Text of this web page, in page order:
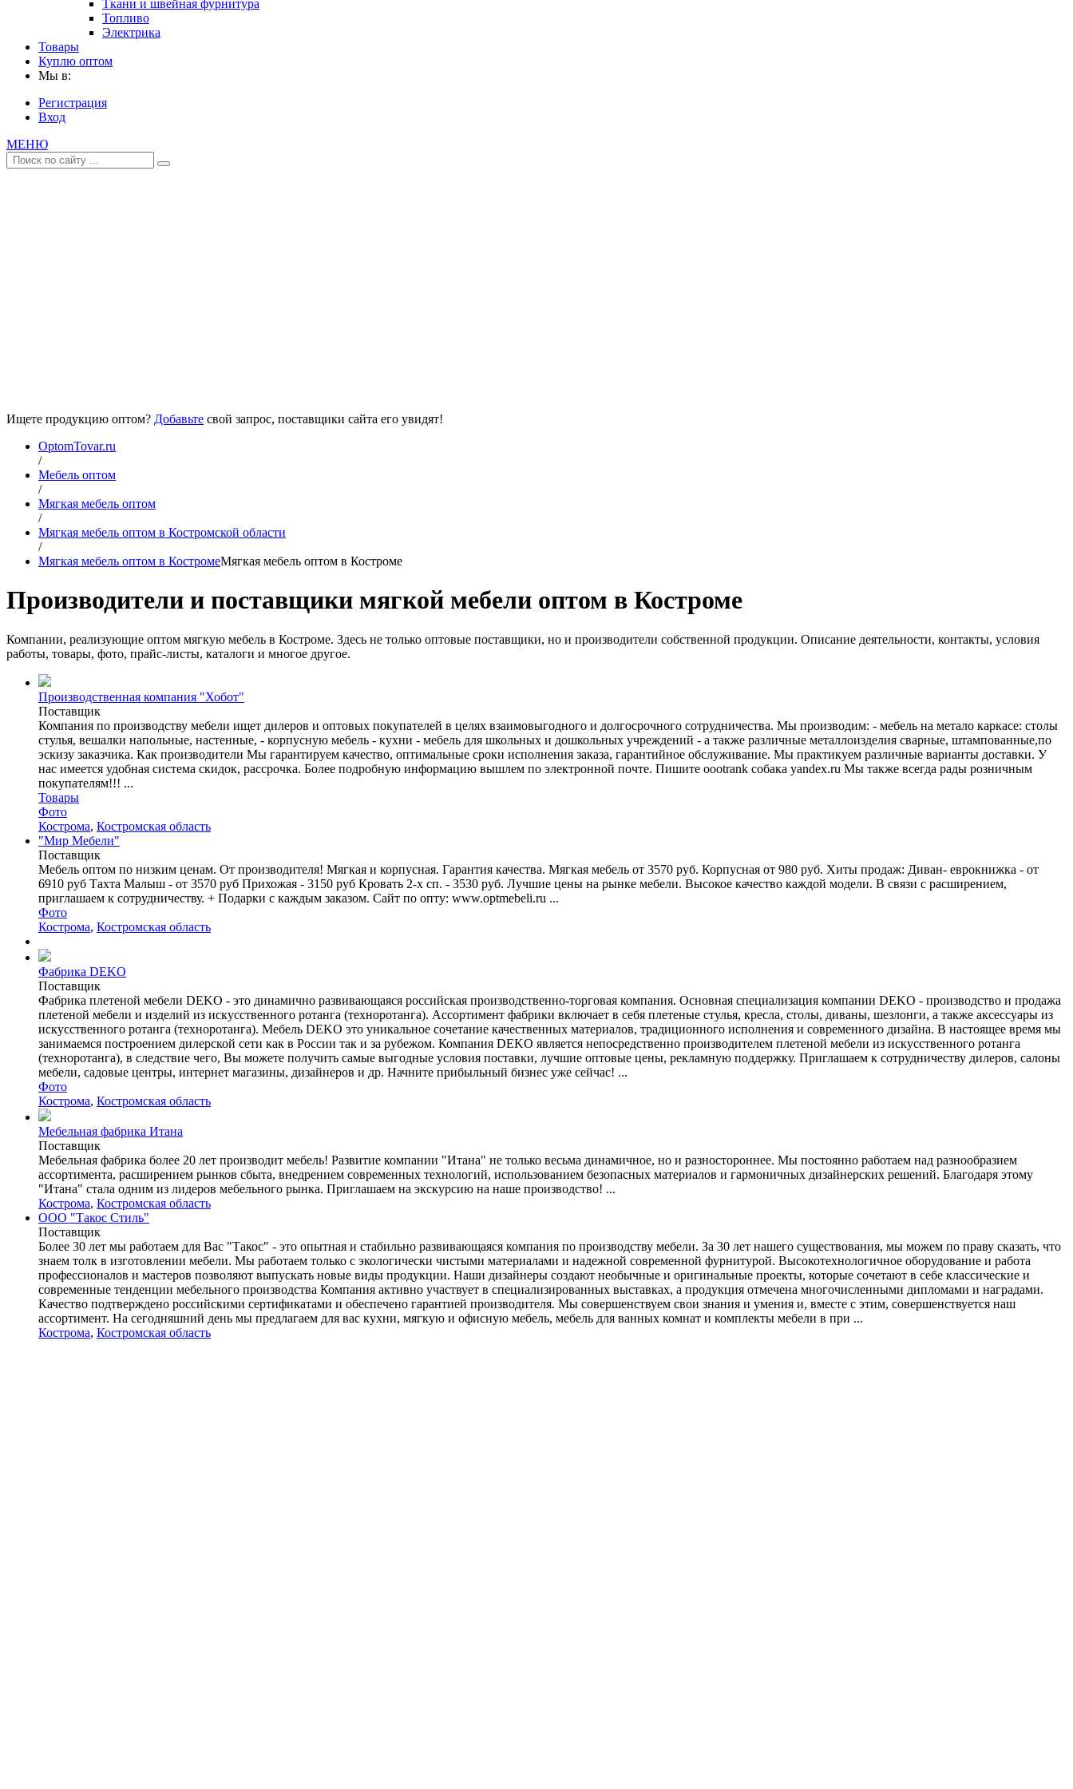
Ткани и швейная фурнитура
Топливо
Электрика
Товары
Куплю оптом
Мы в:
Регистрация
Вход
МЕНЮ
Ищете продукцию оптом? Добавьте свой запрос, поставщики сайта его увидят!
OptomTovar.ru
/
Мебель оптом
/
Мягкая мебель оптом
/
Мягкая мебель оптом в Костромской области
/
Мягкая мебель оптом в КостромеМягкая мебель оптом в Костроме
Производители и поставщики мягкой мебели оптом в Костроме
Компании, реализующие оптом мягкую мебель в Костроме. Здесь не только оптовые поставщики, но и производители собственной продукции. Описание деятельности, контакты, условия
работы, товары, фото, прайс-листы, каталоги и многое другое.
Производственная компания "Хобот"
Поставщик
Компания по производству мебели ищет дилеров и оптовых покупателей в целях взаимовыгодного и долгосрочного сотрудничества. Мы производим: - мебель на метало каркасе: столы
стулья, вешалки напольные, настенные, - корпусную мебель - кухни - мебель для школьных и дошкольных учреждений - а также различные металлоизделия сварные, штампованные,по
эскизу заказчика. Как производители Мы гарантируем качество, оптимальные сроки исполнения заказа, гарантийное обслуживание. Мы практикуем различные варианты доставки. У
нас имеется удобная система скидок, рассрочка. Более подробную информацию вышлем по электронной почте. Пишите oootrank собака yandex.ru Мы также всегда рады розничным
покупателям!!! ...
Товары
Фото
Кострома, Костромская область
"Мир Мебели"
Поставщик
Мебель оптом по низким ценам. От производителя! Мягкая и корпусная. Гарантия качества. Мягкая мебель от 3570 руб. Корпусная от 980 руб. Хиты продаж: Диван- еврокнижка - от
6910 руб Тахта Малыш - от 3570 руб Прихожая - 3150 руб Кровать 2-х сп. - 3530 руб. Лучшие цены на рынке мебели. Высокое качество каждой модели. В связи с расширением,
приглашаем к сотрудничеству. + Подарки с каждым заказом. Сайт по опту: www.optmebeli.ru ...
Фото
Кострома, Костромская область
Фабрика DEKO
Поставщик
Фабрика плетеной мебели DEKO - это динамично развивающаяся российская производственно-торговая компания. Основная специализация компании DEKO - производство и продажа
плетеной мебели и изделий из искусственного ротанга (техноротанга). Ассортимент фабрики включает в себя плетеные стулья, кресла, столы, диваны, шезлонги, а также аксессуары из
искусственного ротанга (техноротанга). Мебель DEKO это уникальное сочетание качественных материалов, традиционного исполнения и современного дизайна. В настоящее время мы
занимаемся построением дилерской сети как в России так и за рубежом. Компания DEKO является непосредственно производителем плетеной мебели из искусственного ротанга
(техноротанга), в следствие чего, Вы можете получить самые выгодные условия поставки, лучшие оптовые цены, рекламную поддержку. Приглашаем к сотрудничеству дилеров, салоны
мебели, садовые центры, интернет магазины, дизайнеров и др. Начните прибыльный бизнес уже сейчас! ...
Фото
Кострома, Костромская область
Мебельная фабрика Итана
Поставщик
Мебельная фабрика более 20 лет производит мебель! Развитие компании "Итана" не только весьма динамичное, но и разностороннее. Мы постоянно работаем над разнообразием
ассортимента, расширением рынков сбыта, внедрением современных технологий, использованием безопасных материалов и гармоничных дизайнерских решений. Благодаря этому
"Итана" стала одним из лидеров мебельного рынка. Приглашаем на экскурсию на наше производство! ...
Кострома, Костромская область
ООО "Такос Стиль"
Поставщик
Более 30 лет мы работаем для Вас "Такос" - это опытная и стабильно развивающаяся компания по производству мебели. За 30 лет нашего существования, мы можем по праву сказать, что
знаем толк в изготовлении мебели. Мы работаем только с экологически чистыми материалами и надежной современной фурнитурой. Высокотехнологичное оборудование и работа
профессионалов и мастеров позволяют выпускать новые виды продукции. Наши дизайнеры создают необычные и оригинальные проекты, которые сочетают в себе классические и
современные тенденции мебельного производства Компания активно участвует в специализированных выставках, а продукция отмечена многочисленными дипломами и наградами.
Качество подтверждено российскими сертификатами и обеспечено гарантией производителя. Мы совершенствуем свои знания и умения и, вместе с этим, совершенствуется наш
ассортимент. На сегодняшний день мы предлагаем для вас кухни, мягкую и офисную мебель, мебель для ванных комнат и комплекты мебели в при ...
Кострома, Костромская область